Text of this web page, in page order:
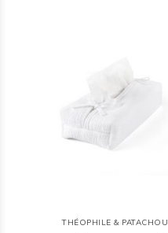
THÉOPHILE & PATACHOU